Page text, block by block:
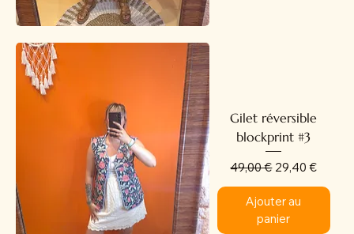
Gilet réversible
blockprint #3
Prix original
49,00 € Prix
29,40 €
Ajouter au
panier